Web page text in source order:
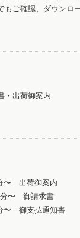
ご確認、ダウンロ
・出荷御案内
〜 出荷御案内
分〜 御請求書
〜 御支払通知書